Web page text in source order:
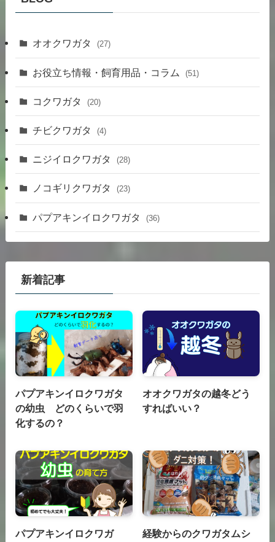
オオクワガタ (27)
お役立ち情報・飼育用品・コラム (51)
コクワガタ (20)
チビクワガタ (4)
ニジイロクワガタ (28)
ノコギリクワガタ (23)
パプアキンイロクワガタ (36)
新着記事
パプアキンイロクワガタ
の幼虫 どのくらいで羽
化するの？
オオクワガタの越冬どう
すればいい？
パプアキンイロクワガ
経験からのクワガタムシ